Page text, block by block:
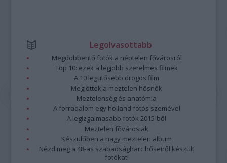
Legolvasottabb
Megdöbbentő fotók a néptelen fővárosról
Top 10: ezek a legjobb szerelmes filmek
A 10 legütősebb drogos film
Megjöttek a meztelen hősnők
Meztelenség és anatómia
A forradalom egy holland fotós szemével
A legizgalmasabb fotók 2015-ből
Meztelen fővárosiak
Készülőben a nagy meztelen album
Nézd meg a 48-as szabadságharc hőseiről készült
fotókat!